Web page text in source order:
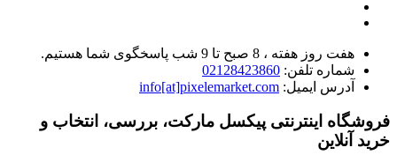
هفت روز هفته ، 8 صبح تا 9 شب پاسخگوی شما هستیم.
شماره تلفن: 02128423860
آدرس ایمیل: info[at]pixelemarket.com
فروشگاه اینترنتی پیکسل مارکت، بررسی، انتخاب و
خرید آنلاین